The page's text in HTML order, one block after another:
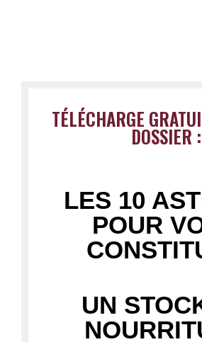
TÉLÉCHARGE
DOSSIER :
LES 10
POUR
UN